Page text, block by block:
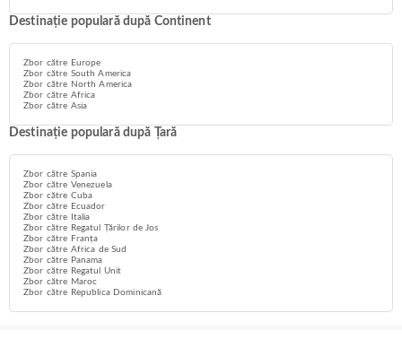
Destinație populară după Continent
Zbor către Europe
Zbor către South America
Zbor către North America
Zbor către Africa
Zbor către Asia
Destinație populară după Țară
Zbor către Spania
Zbor către Venezuela
Zbor către Cuba
Zbor către Ecuador
Zbor către Italia
Zbor către Regatul Țărilor de Jos
Zbor către Franța
Zbor către Africa de Sud
Zbor către Panama
Zbor către Regatul Unit
Zbor către Maroc
Zbor către Republica Dominicană